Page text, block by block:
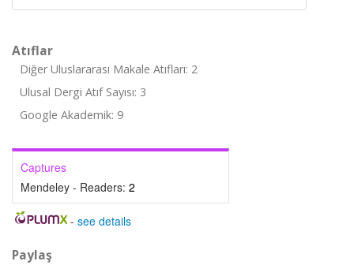
Atıflar
Diğer Uluslararası Makale Atıfları: 2
Ulusal Dergi Atıf Sayısı: 3
Google Akademik: 9
Captures
Mendeley - Readers: 2
- see details
Paylaş